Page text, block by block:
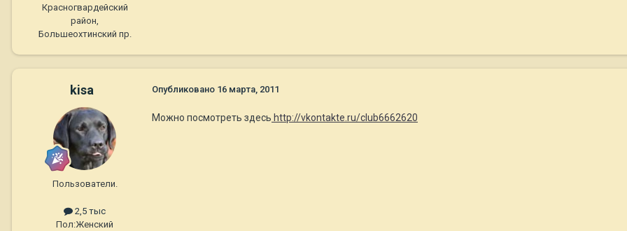
Красногвардейский
район,
Большеохтинский пр.
kisa
Пользователи.
2,5 тыс
Пол:Женский
Опубликовано 16 марта, 2011
Можно посмотреть здесь http://vkontakte.ru/club6662620